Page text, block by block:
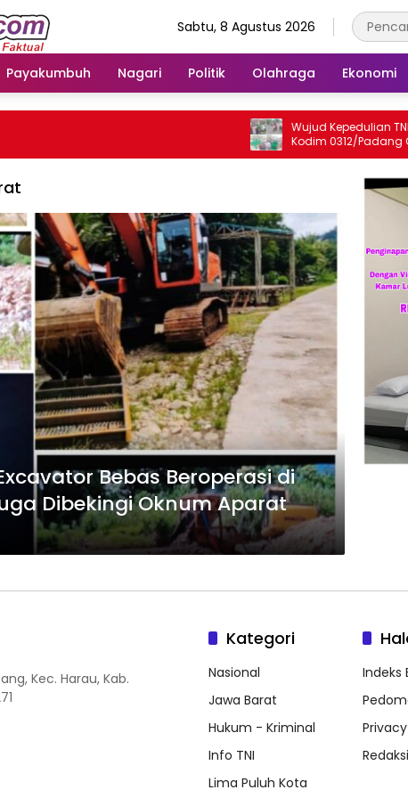
Sabtu, 8 Agustus 2026
Payakumbuh Nagari Politik Olahraga Ekonomi
Wujud Kepedulian TNI,
Kodim 0312/Padang Gelar
Jum’at Berkah untuk
Bebas Beroperasi di
Dibekingi Oknum Aparat
Kec. Harau, Kab.
Kategori
Nasional
Jawa Barat
Hukum - Kriminal
Info TNI
Lima Puluh Kota
Indeks
Redaksi